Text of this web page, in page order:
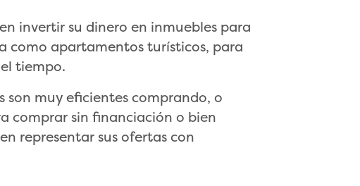
invertir su dinero en inmuebles para
como apartamentos turísticos, para
tiempo.
son muy eficientes comprando, o
comprar sin financiación o bien
representar sus ofertas con